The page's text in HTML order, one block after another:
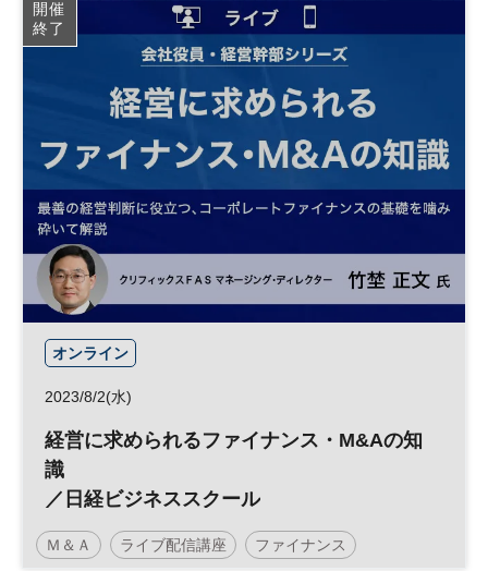
参加無料
開催
終了
オンライン
2023/8/2(水)
経営に求められるファイナンス・M&Aの知
識
／日経ビジネススクール
Ｍ＆Ａ ライブ配信講座 ファイナンス